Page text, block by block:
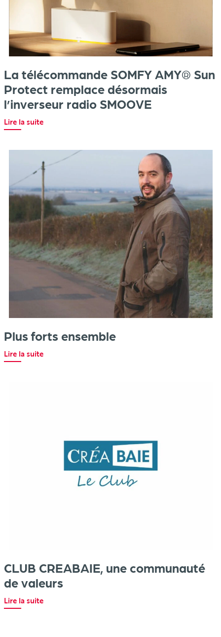
La télécommande SOMFY AMY® Sun
Protect remplace désormais
l’inverseur radio SMOOVE
Lire la suite
Plus forts ensemble
Lire la suite
CLUB CREABAIE, une communauté
de valeurs
Lire la suite